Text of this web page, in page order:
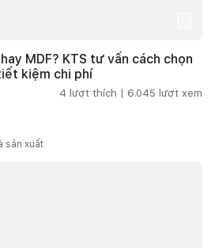
MDF? KTS tư vấn cách chọn
kiệm chi phí
4 lượt thích | 6.045 lượt xem
sản xuất